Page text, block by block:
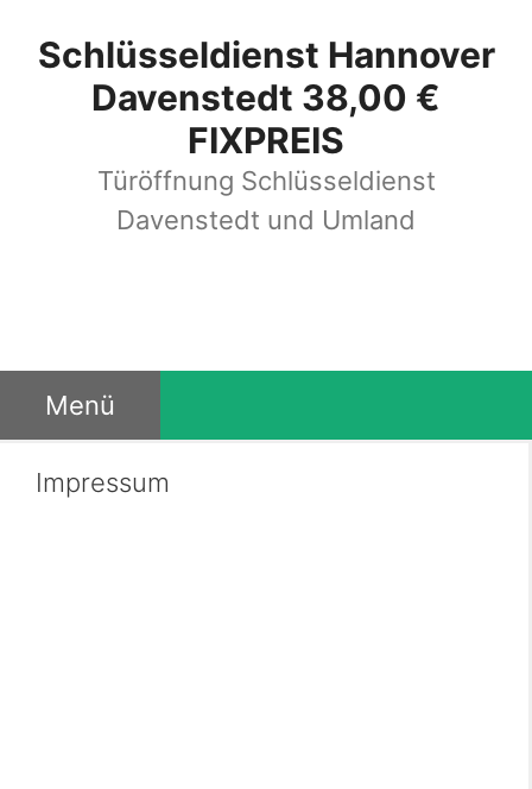
Inhalt
springen
Schlüsseldienst Hannover
Davenstedt 38,00 €
FIXPREIS
Türöffnung Schlüsseldienst
Davenstedt und Umland
Menü
Impressum